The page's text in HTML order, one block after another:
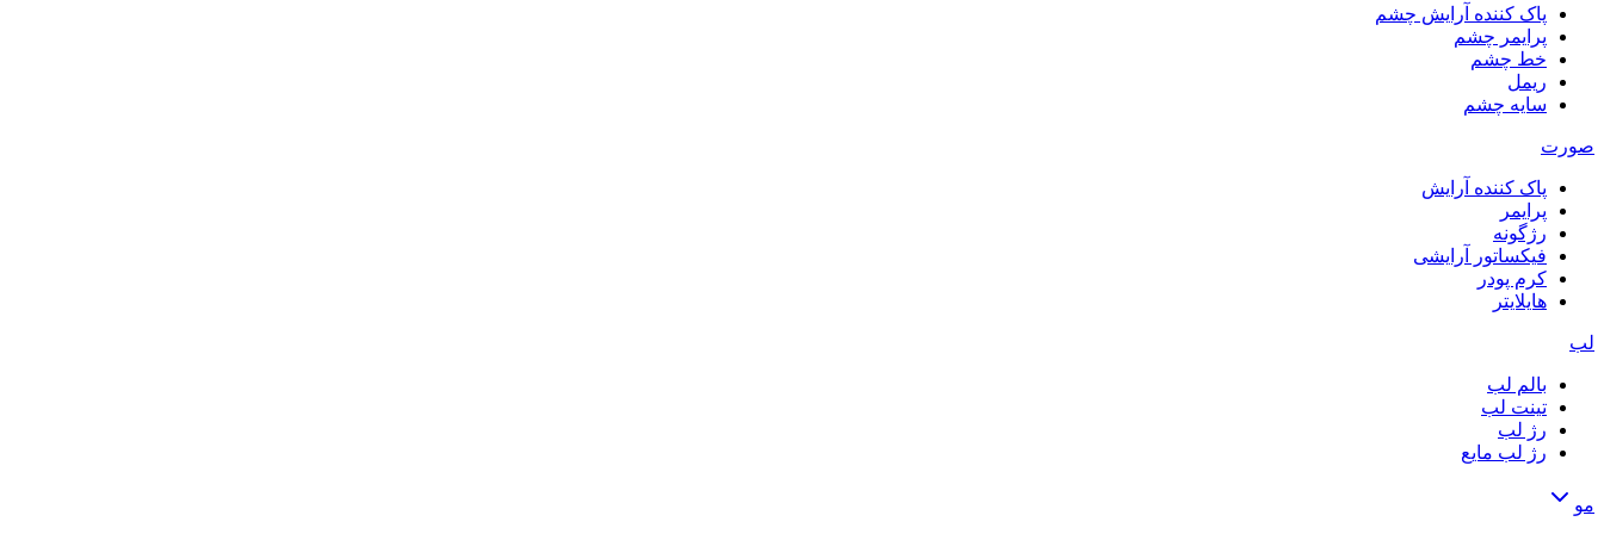
پاک کننده آرایش چشم
پرایمر چشم
خط چشم
ریمل
سایه چشم
صورت
پاک کننده آرایش
پرایمر
رژگونه
فیکساتور آرایشی
کرم پودر
هایلایتر
لب
بالم لب
تینت لب
رژ لب
رژ لب مایع
مو